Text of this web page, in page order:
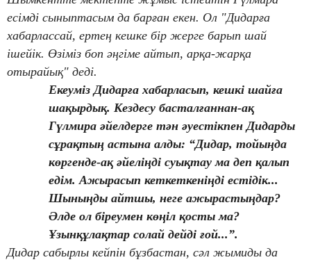
есімді сыныптасым да барған екен. Ол "Дидарға
хабарлассай, ертең кешке бір жерге барып шай
ішейік. Өзіміз боп әңгіме айтып, арқа-жарқа
отырайық" деді.
Екеуміз Дидарға хабарласып, кешкі шайға
шақырдық. Кездесу басталғаннан-ақ
Гүлмира әйелдерге тән әуестікпен Дидарды
сұрақтың астына алды: “Дидар, тойыңда
көргенде-ақ әйеліңді суықтау ма деп қалып
едім. Ажырасып кеткеткеніңді естідік...
Шыныңды айтшы, неге ажырастыңдар?
Әлде ол біреумен көңіл қосты ма?
Ұзынқұлақтар солай дейді ғой...”.
Дидар сабырлы кейпін бұзбастан, сәл жымиды да